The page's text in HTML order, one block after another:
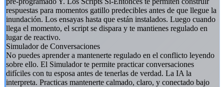
respuestas para momentos gatillo predecibles antes de que llegue la
inundación. Los ensayas hasta que están instalados. Luego cuando
llega el momento, el script se dispara y te mantienes regulado en
lugar de reactivo.
Simulador de Conversaciones
No puedes aprender a mantenerte regulado en el conflicto leyendo
sobre ello. El Simulador te permite practicar conversaciones
difíciles con tu esposa antes de tenerlas de verdad. La IA la
interpreta. Practicas mantenerte calmado, claro, y conectado bajo